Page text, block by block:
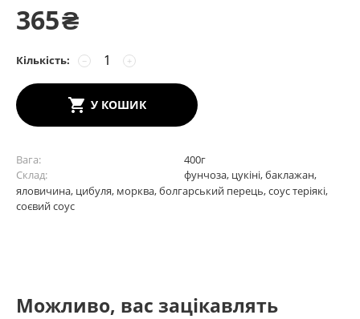
365₴
Кількість: +
−
У КОШИК
Вага 400г
Склад
фунчоза, цукіні, баклажан,
яловичина, цибуля, морква, болгарський перець, соус теріякі,
соєвий соус
Можливо, вас зацікавлять